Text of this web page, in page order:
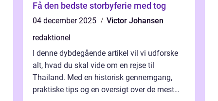
Få den bedste storbyferie med tog
04 december 2025
Victor Johansen
redaktionel
I denne dybdegående artikel vil vi udforske
alt, hvad du skal vide om en rejse til
Thailand. Med en historisk gennemgang,
praktiske tips og en oversigt over de mest